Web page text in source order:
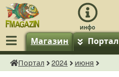
Магазин Портал
fMagazin.ru
Портал 2024 июня